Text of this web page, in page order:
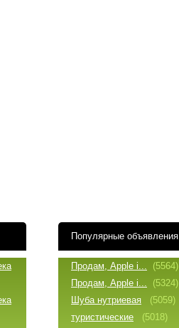
Популярные объявления
Продам, Apple i...
(5564)
Продам, Apple i...
(5324)
Шуба нутриевая
(5059)
туристические
(5018)